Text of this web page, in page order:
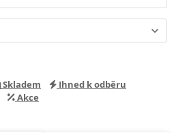
Skladem
Ihned k odběru
Akce